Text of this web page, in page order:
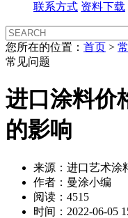
联系方式 资料下载
您所在的位置： 首页 >
常见问题
进口涂料价
的影响
来源：进口艺术涂
作者：曼涂小编
阅读：4515
时间：2022-06-05